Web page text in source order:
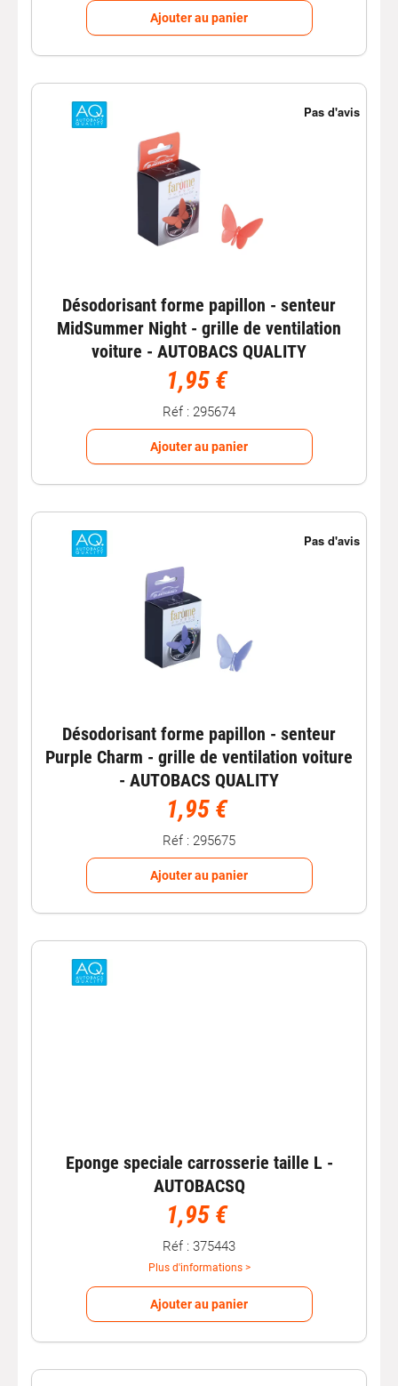
Ajouter au panier
Désodorisant forme papillon - senteur
MidSummer Night - grille de ventilation
voiture - AUTOBACS QUALITY
1,95 €
Réf : 295674
Ajouter au panier
Désodorisant forme papillon - senteur
Purple Charm - grille de ventilation voiture
- AUTOBACS QUALITY
1,95 €
Réf : 295675
Ajouter au panier
Eponge speciale carrosserie taille L -
AUTOBACSQ
1,95 €
Réf : 375443
Plus d'informations >
Ajouter au panier